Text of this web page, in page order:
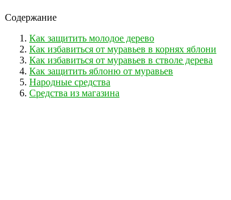
Содержание
Как защитить молодое дерево
Как избавиться от муравьев в корнях яблони
Как избавиться от муравьев в стволе дерева
Как защитить яблоню от муравьев
Народные средства
Средства из магазина